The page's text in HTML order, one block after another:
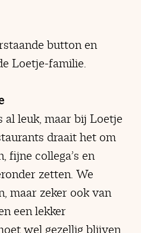
button en
Loetje-familie.
al leuk, maar bij Loetje
draait het om
fijne collega’s en
zetten. We
maar zeker ook van
een lekker
wel gezellig blijven.